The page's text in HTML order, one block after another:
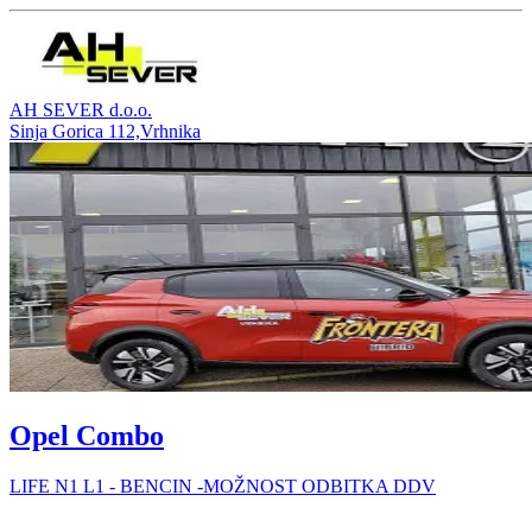
AH SEVER d.o.o.
Sinja Gorica 112,Vrhnika
Opel Combo
LIFE N1 L1 - BENCIN -MOŽNOST ODBITKA DDV